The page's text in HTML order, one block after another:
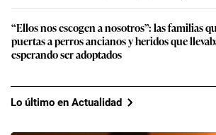
“Ellos nos escogen a nosotros”: las familias
puertas a perros ancianos y heridos que
esperando ser adoptados
Lo último en Actualidad